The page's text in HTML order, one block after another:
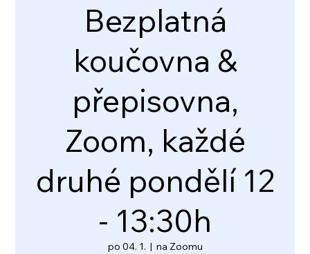
Bezplatná
koučovna &
přepisovna,
Zoom, každé
druhé pondělí 12
- 13:30h
po 04. 1.
  |
na Zoomu